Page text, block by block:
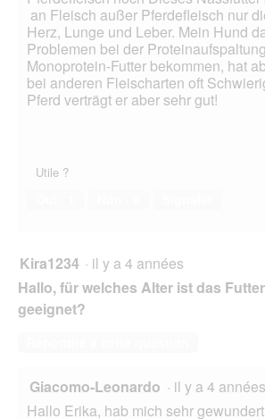
an Fleisch außer Pferdefleisch nur
Herz, Lunge und Leber. Mein Hund
Problemen bei der
Monoprotein-Futter bekommen, hat
bei anderen Fleischarten oft
Pferd verträgt er aber sehr gut!
Utile ?
Kira1234 · il y a 4 années
Hallo, für welches Alter ist das Futter
geeignet?
Giacomo-Leonardo · il y a 4 années
Hallo Erika, hab mich sehr